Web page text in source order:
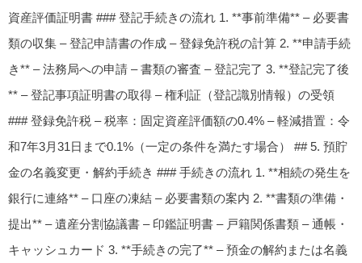
資産評価証明書 ### 登記手続きの流れ 1. **事前準備** – 必要書
類の収集 – 登記申請書の作成 – 登録免許税の計算 2. **申請手続
き** – 法務局への申請 – 書類の審査 – 登記完了 3. **登記完了後
** – 登記事項証明書の取得 – 権利証（登記識別情報）の受領
### 登録免許税 – 税率：固定資産評価額の0.4% – 軽減措置：令
和7年3月31日まで0.1%（一定の条件を満たす場合） ## 5. 預貯
金の名義変更・解約手続き ### 手続きの流れ 1. **相続の発生を
銀行に連絡** – 口座の凍結 – 必要書類の案内 2. **書類の準備・
提出** – 遺産分割協議書 – 印鑑証明書 – 戸籍関係書類 – 通帳・
キャッシュカード 3. **手続きの完了** – 預金の解約または名義